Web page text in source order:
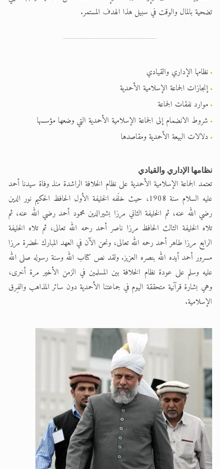
تضحية بالمال والوقت في سبيل هذا الهدف المستمر.
نظامها الإداري والقيادي
إنجازات الجماعة الإسلامية الأحمدية
موارد نفقات الجماعة
شروط الانضمام إلى الجماعة الإسلامية الأحمدية التي وضعها مؤسسها
دلالات البيعة الأحمدية ومقاصدها
نظامها الإداري والقيادي
تعتمد الجماعة الإسلامية الأحمدية على نظام الخلافة الراشدة منذ وفاة سيدنا أحمد
عليه السلام سنة 1908، حيث خلَفه الخليفة الأول الحافظ الحكيم نور الدين
رضي الله عنه، ثم الخليفة الثاني مرزا بشيرالدين محمود أحمد رضي الله عنه، ثم
تلاه الخليفة الثالث الحافظ مرزا ناصر أحمد رحمه الله تعالى، ثم تلاه الخليفة
الرابع مرزا طاهر أحمد رحمه الله تعالى، ونحن الآن في العهد المبارك لحضرة مرزا
مسرور أحمد أيده الله بنصره العزيز. ولقد نص كتاب الله وسنة رسوله صلى الله
عليه وسلم على عودة نظام الخلافة بين المسلمين في الزمن الأخير مرة أخرى،
وهي بشارة قرآنية متحققة اليوم في جماعتنا الأحمدية دون سائر المذاهب والفِرق
الإسلامية.